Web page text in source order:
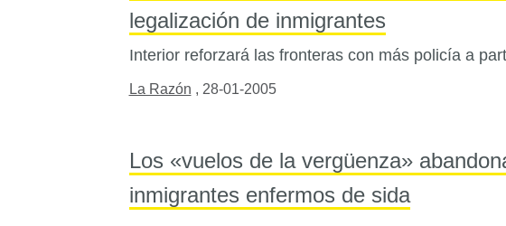
legalización de inmigrantes
Interior reforzará las fronteras con más policía a
La Razón , 28-01-2005
Los «vuelos de la vergüenza»
inmigrantes enfermos de sida